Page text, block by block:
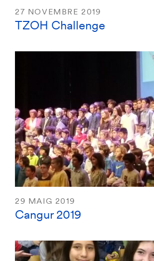
27 NOVEMBRE 2019
TZOH Challenge
29 MAIG 2019
Cangur 2019